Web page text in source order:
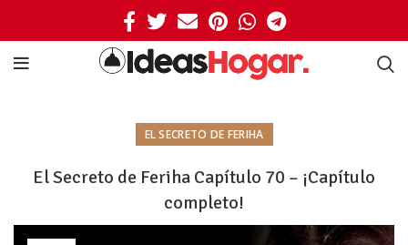
EL SECRETO DE FERIHA
El Secreto de Feriha Capítulo 70 – ¡Capítulo
completo!